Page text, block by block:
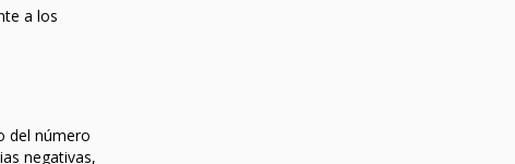
a los
del número
negativas,